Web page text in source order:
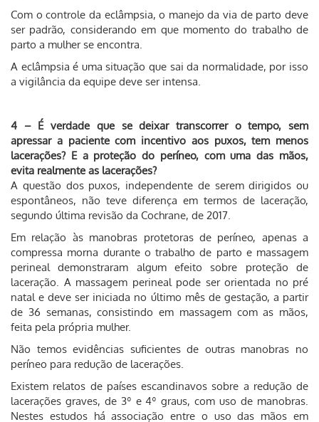
Com o controle da eclâmpsia, o manejo da via de parto deve
ser padrão, considerando em que momento do trabalho de
parto a mulher se encontra.
A eclâmpsia é uma situação que sai da normalidade, por isso
a vigilância da equipe deve ser intensa.
4 – É verdade que se deixar transcorrer o tempo, sem
apressar a paciente com incentivo aos puxos, tem menos
lacerações? E a proteção do períneo, com uma das mãos,
evita realmente as lacerações?
A questão dos puxos, independente de serem dirigidos ou
espontâneos, não teve diferença em termos de laceração,
segundo última revisão da Cochrane, de 2017.
Em relação às manobras protetoras de períneo, apenas a
compressa morna durante o trabalho de parto e massagem
perineal demonstraram algum efeito sobre proteção de
laceração. A massagem perineal pode ser orientada no pré
natal e deve ser iniciada no último mês de gestação, a partir
de 36 semanas, consistindo em massagem com as mãos,
feita pela própria mulher.
Não temos evidências suficientes de outras manobras no
períneo para redução de lacerações.
Existem relatos de países escandinavos sobre a redução de
lacerações graves, de 3º e 4º graus, com uso de manobras.
Nestes estudos há associação entre o uso das mãos em